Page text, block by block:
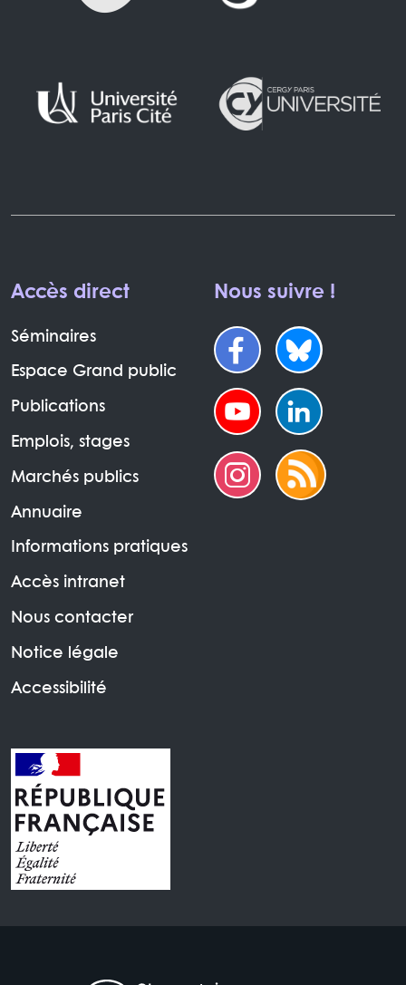
Accès direct
Séminaires
Espace Grand public
Publications
Emplois, stages
Marchés publics
Annuaire
Informations pratiques
Accès intranet
Nous contacter
Notice légale
Accessibilité
Nous suivre !